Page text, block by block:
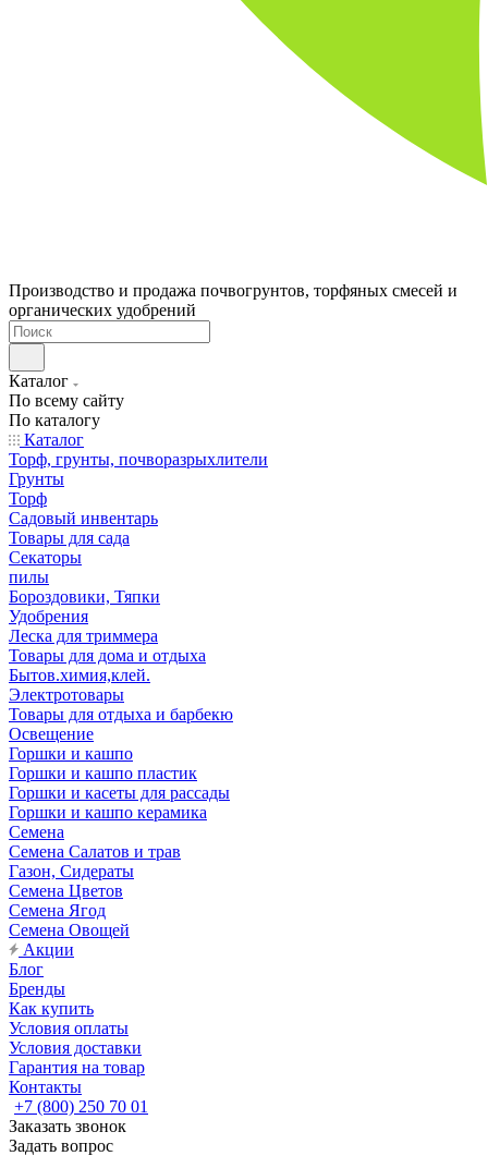
Производство и продажа почвогрунтов, торфяных смесей и
органических удобрений
Каталог
По всему сайту
По каталогу
Каталог
Торф, грунты, почворазрыхлители
Грунты
Торф
Садовый инвентарь
Товары для сада
Секаторы
пилы
Бороздовики, Тяпки
Удобрения
Леска для триммера
Товары для дома и отдыха
Бытов.химия,клей.
Электротовары
Товары для отдыха и барбекю
Освещение
Горшки и кашпо
Горшки и кашпо пластик
Горшки и касеты для рассады
Горшки и кашпо керамика
Семена
Семена Салатов и трав
Газон, Сидераты
Семена Цветов
Семена Ягод
Семена Овощей
Акции
Блог
Бренды
Как купить
Условия оплаты
Условия доставки
Гарантия на товар
Контакты
+7 (800) 250 70 01
Заказать звонок
Задать вопрос